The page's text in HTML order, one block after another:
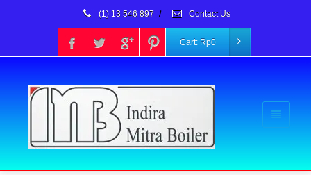
(1) 13 546 897 / Contact Us
Cart: Rp0